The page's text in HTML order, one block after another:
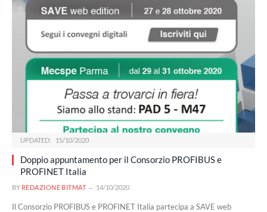
UPDATED: 15/10/2020
Doppio appuntamento per il Consorzio PROFIBUS e
PROFINET Italia
BY REDAZIONE BITMAT 14/10/2020
Il Consorzio PROFIBUS e PROFINET Italia partecipa a SAVE web